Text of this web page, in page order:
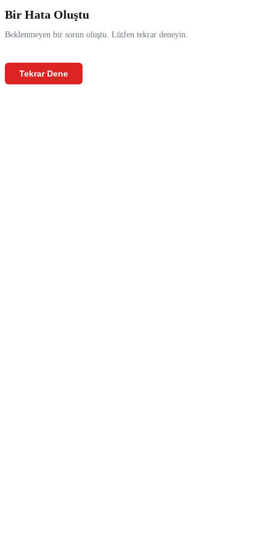
Bir Hata Oluştu
Beklenmeyen bir sorun oluştu. Lütfen tekrar deneyin.
Tekrar Dene